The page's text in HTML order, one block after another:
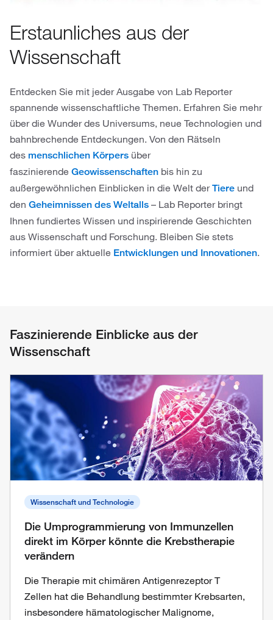
Erstaunliches aus der
Wissenschaft
Entdecken Sie mit jeder Ausgabe von Lab Reporter
spannende wissenschaftliche Themen. Erfahren Sie mehr
über die Wunder des Universums, neue Technologien und
bahnbrechende Entdeckungen. Von den Rätseln
des menschlichen Körpers über
faszinierende Geowissenschaften bis hin zu
außergewöhnlichen Einblicken in die Welt derTiere und
den Geheimnissen des Weltalls – Lab Reporter bringt
Ihnen fundiertes Wissen und inspirierende Geschichten
aus Wissenschaft und Forschung. Bleiben Sie stets
informiert über aktuelle Entwicklungen und Innovationen.
Faszinierende Einblicke aus der
Wissenschaft
Wissenschaft und Technologie
Die Umprogrammierung von Immunzellen
direkt im Körper könnte die Krebstherapie
verändern
Die Therapie mit chimären Antigenrezeptor T
Zellen hat die Behandlung bestimmter Krebsarten,
insbesondere hämatologischer Malignome,